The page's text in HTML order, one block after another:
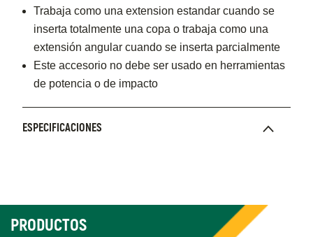
Trabaja como una extension estandar cuando se
inserta totalmente una copa o trabaja como una
extensión angular cuando se inserta parcialmente
Este accesorio no debe ser usado en herramientas
de potencia o de impacto
ESPECIFICACIONES
PRODUCTOS